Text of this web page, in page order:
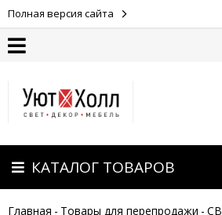
Полная версия сайта
Оплата
Доставка
КАТАЛОГ ТОВАРОВ
Главная - Товары для перепродажи -